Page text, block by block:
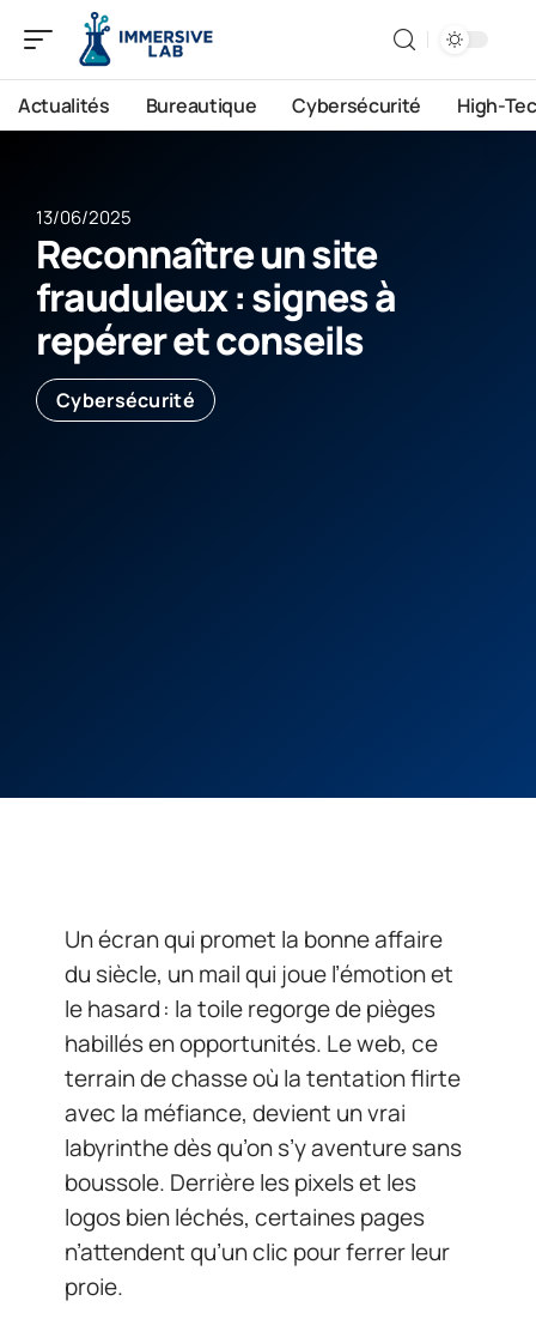
Actualités Bureautique Cybersécurité High-
13/06/2025
Reconnaître un site
frauduleux : signes à
repérer et conseils
Cybersécurité
Un écran qui promet la bonne affaire
du siècle, un mail qui joue l’émotion et
le hasard : la toile regorge de pièges
habillés en opportunités. Le web, ce
terrain de chasse où la tentation flirte
avec la méfiance, devient un vrai
labyrinthe dès qu’on s’y aventure sans
boussole. Derrière les pixels et les
logos bien léchés, certaines pages
n’attendent qu’un clic pour ferrer leur
proie.